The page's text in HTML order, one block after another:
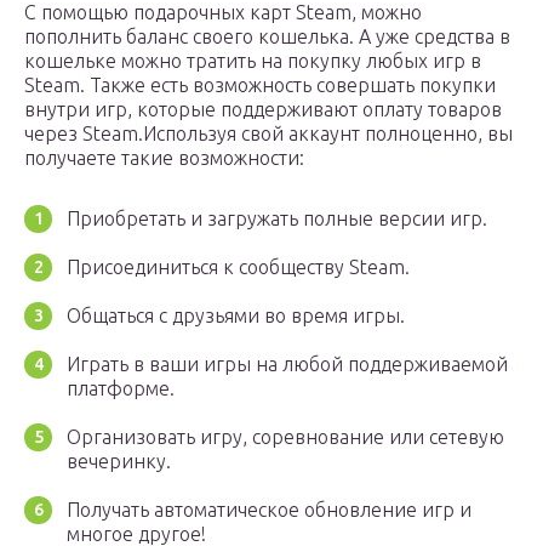
С помощью подарочных карт Steam, можно
пополнить баланс своего кошелька. А уже средства в
кошельке можно тратить на покупку любых игр в
Steam. Также есть возможность совершать покупки
внутри игр, которые поддерживают оплату товаров
через Steam.Используя свой аккаунт полноценно, вы
получаете такие возможности:
Приобретать и загружать полные версии игр.
Присоединиться к сообществу Steam.
Общаться с друзьями во время игры.
Играть в ваши игры на любой поддерживаемой
платформе.
Организовать игру, соревнование или сетевую
вечеринку.
Получать автоматическое обновление игр и
многое другое!